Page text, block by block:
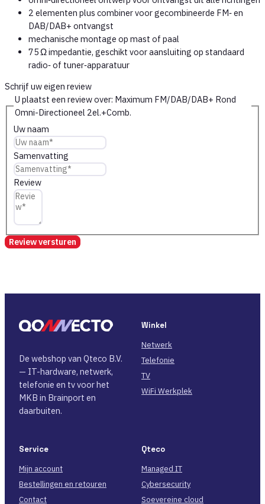
2 elementen plus combiner voor gecombineerde FM‑ en
DAB/DAB+ ontvangst
mechanische montage op mast of paal
75 Ω impedantie, geschikt voor aansluiting op standaard
radio‑ of tuner‑apparatuur
Schrijf uw eigen review
U plaatst een review over: Maximum FM/DAB/DAB+ Rond
Omni-Directioneel 2el.+Comb.
Uw naam
Samenvatting
Review
Review versturen
De webshop van Qteco B.V.
— IT-hardware, netwerk,
telefonie en tv voor het
MKB in Brainport en
daarbuiten.
Winkel
Netwerk
Telefonie
TV
WiFi Werkplek
Service
Mijn account
Bestellingen en retouren
Contact
Qteco
Managed IT
Cybersecurity
Soevereine cloud